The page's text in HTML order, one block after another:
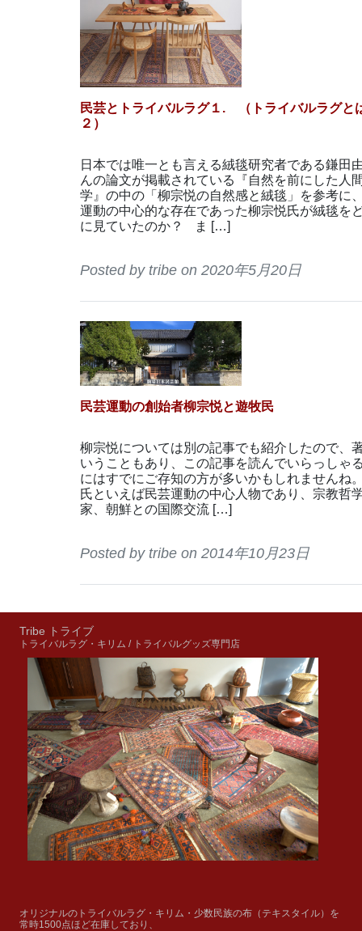
民芸とトライバルラグ１. （トライバルラグと
２）
日本では唯一とも言える絨毯研究者である鎌田
んの論文が掲載されている『自然を前にした人
学』の中の「柳宗悦の自然感と絨毯」を参考に
運動の中心的な存在であった柳宗悦氏が絨毯を
に見ていたのか？ ま […]
Posted by tribe on 2020年5月20日
民芸運動の創始者柳宗悦と遊牧民
柳宗悦については別の記事でも紹介したので、
いうこともあり、この記事を読んでいらっしゃ
にはすでにご存知の方が多いかもしれませんね
氏といえば民芸運動の中心人物であり、宗教哲
家、朝鮮との国際交流 […]
Posted by tribe on 2014年10月23日
Tribe トライブ
トライバルラグ・キリム / トライバルグッズ専門店
オリジナルのトライバルラグ・キリム・少数民族の布（テキスタイル）を
常時1500点ほど在庫しており、